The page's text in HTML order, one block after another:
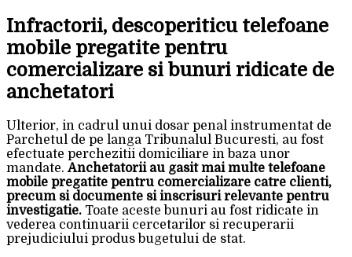
Infractorii, descoperiticu telefoane
mobile pregatite pentru
comercializare si bunuri ridicate de
anchetatori
Ulterior, in cadrul unui dosar penal instrumentat de
Parchetul de pe langa Tribunalul Bucuresti, au fost
efectuate perchezitii domiciliare in baza unor
mandate.Anchetatorii au gasit mai multe telefoane
mobile pregatite pentru comercializare catre clienti,
precum si documente si inscrisuri relevante pentru
investigatie. Toate aceste bunuri au fost ridicate in
vederea continuarii cercetarilor si recuperarii
prejudiciului produs bugetului de stat.